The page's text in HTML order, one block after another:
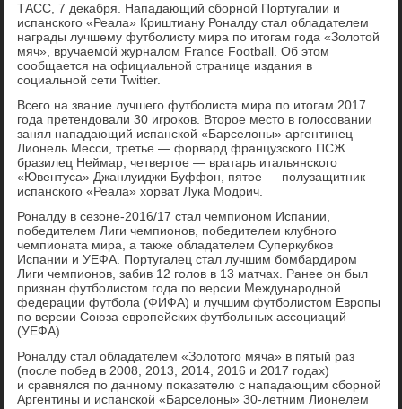
ТАСС, 7 декабря. Нападающий сборной Португалии и
испанского «Реала» Криштиану Роналду стал обладателем
награды лучшему футболисту мира по итогам года «Золотой
мяч», вручаемой журналом France Football. Об этом
сообщается на официальной странице издания в
социальной сети Twitter.
Всего на звание лучшего футболиста мира по итогам 2017
года претендовали 30 игроков. Второе место в голосовании
занял нападающий испанской «Барселоны» аргентинец
Лионель Месси, третье — форвард французского ПСЖ
бразилец Неймар, четвертое — вратарь итальянского
«Ювентуса» Джанлуиджи Буффон, пятое — полузащитник
испанского «Реала» хорват Лука Модрич.
Роналду в сезоне-2016/17 стал чемпионом Испании,
победителем Лиги чемпионов, победителем клубного
чемпионата мира, а также обладателем Суперкубков
Испании и УЕФА. Португалец стал лучшим бомбардиром
Лиги чемпионов, забив 12 голов в 13 матчах. Ранее он был
признан футболистом года по версии Международной
федерации футбола (ФИФА) и лучшим футболистом Европы
по версии Союза европейских футбольных ассоциаций
(УЕФА).
Роналду стал обладателем «Золотого мяча» в пятый раз
(после побед в 2008, 2013, 2014, 2016 и 2017 годах)
и сравнялся по данному показателю с нападающим сборной
Аргентины и испанской «Барселоны» 30-летним Лионелем